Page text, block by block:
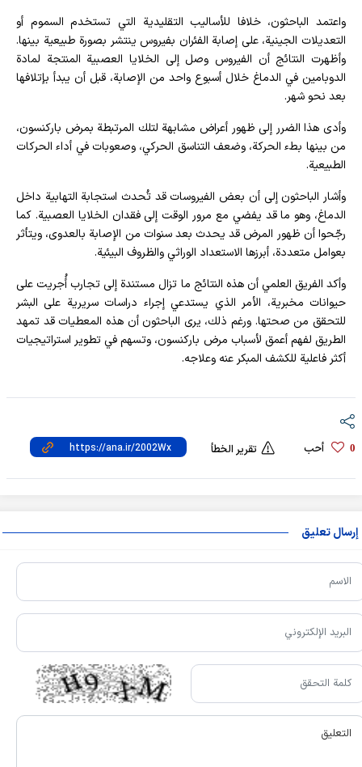
واعتمد الباحثون، خلافا للأساليب التقليدية التي تستخدم السموم أو
التعديلات الجينية، على إصابة الفئران بفيروس ينتشر بصورة طبيعية بينها.
وأظهرت النتائج أن الفيروس وصل إلى الخلايا العصبية المنتجة لمادة
الدوبامين في الدماغ خلال أسبوع واحد من الإصابة، قبل أن يبدأ بإتلافها
بعد نحو شهر.
وأدى هذا الضرر إلى ظهور أعراض مشابهة لتلك المرتبطة بمرض باركنسون،
من بينها بطء الحركة، وضعف التناسق الحركي، وصعوبات في أداء الحركات
الطبيعية.
وأشار الباحثون إلى أن بعض الفيروسات قد تُحدث استجابة التهابية داخل
الدماغ، وهو ما قد يفضي مع مرور الوقت إلى فقدان الخلايا العصبية. كما
رجّحوا أن ظهور المرض قد يحدث بعد سنوات من الإصابة بالعدوى، ويتأثر
بعوامل متعددة، أبرزها الاستعداد الوراثي والظروف البيئية.
وأكد الفريق العلمي أن هذه النتائج ما تزال مستندة إلى تجارب أُجريت على
حيوانات مخبرية، الأمر الذي يستدعي إجراء دراسات سريرية على البشر
للتحقق من صحتها. ورغم ذلك، يرى الباحثون أن هذه المعطيات قد تمهد
الطريق لفهم أعمق لأسباب مرض باركنسون، وتسهم في تطوير استراتيجيات
أكثر فاعلية للكشف المبكر عنه وعلاجه.
0 أحب تقرير الخطأ
إرسال تعليق